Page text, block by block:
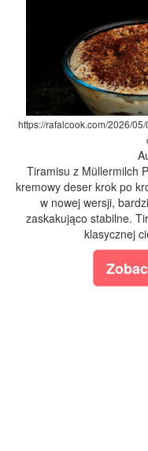
https://rafalcook.com/2026/
Tiramisu z Müllermilch
kremowy deser krok po
w nowej wersji,
zaskakująco stabilne.
klasycznej